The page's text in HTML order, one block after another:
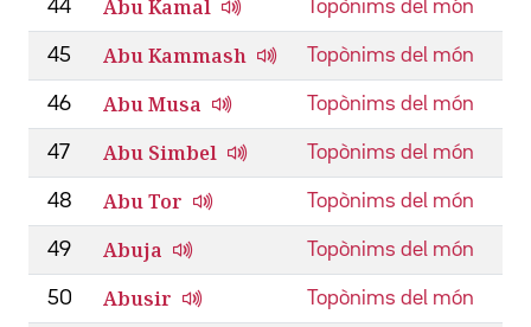
44 Abu Kamal Topònims del món
45 Abu Kammash Topònims del món
46 Abu Musa Topònims del món
47 Abu Simbel Topònims del món
48 Abu Tor Topònims del món
49 Abuja Topònims del món
50 Abusir Topònims del món